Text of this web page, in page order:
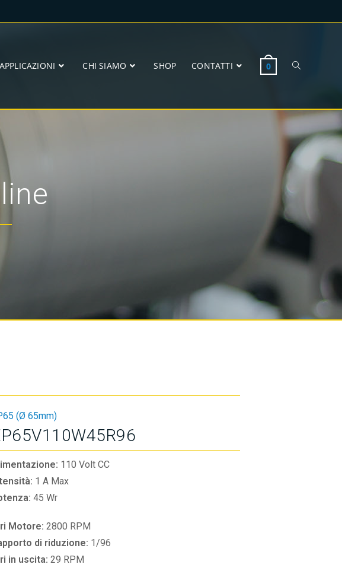
APPLICAZIONI CHI SIAMO SHOP CONTATTI 0
(Ø 65mm)
110 Volt CC
1 A Max
45 Wr
Motore: 2800 RPM
di riduzione: 1/96
in uscita: 29 RPM